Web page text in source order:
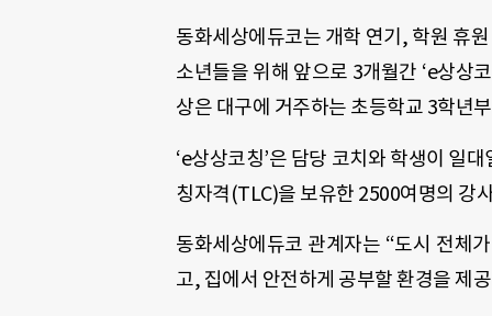
동화세상에듀코는 개학 연기, 학원 휴
소년들을 위해 앞으로 3개월간 ‘e상상
상은 대구에 거주하는 초등학교 3학년
‘e상상코칭’은 담당 코치와 학생이 일
칭자격(TLC)을 보유한 2500여명의 강
동화세상에듀코 관계자는 “도시 전체
고, 집에서 안전하게 공부할 환경을 제